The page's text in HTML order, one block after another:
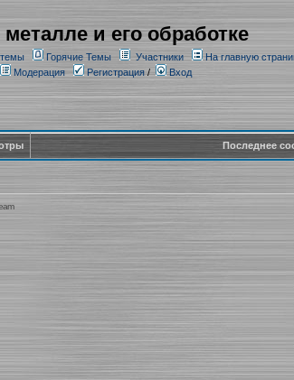
и его обработке
Горячие Темы Участники
На главную
Модерация
Регистрация/ Вход
Последнее